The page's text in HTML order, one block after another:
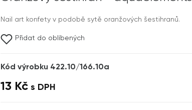
Nail art konfety v podobě sytě oranžových šestihranů.
Přidat do oblíbených
Kód výrobku 422.10/166.10a
13 Kč s DPH